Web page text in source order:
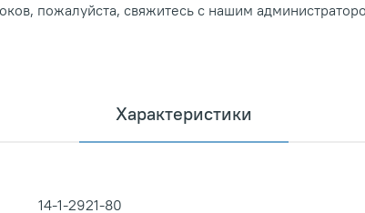
пожалуйста, свяжитесь с нашим
Характеристики
14-1-2921-80